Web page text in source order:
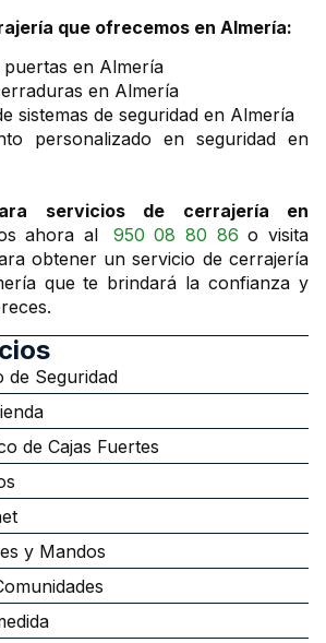
que ofrecemos en Almería:
en Almería
en Almería
sistemas de seguridad en Almería
personalizado en seguridad en
servicios de cerrajería en
ahora al 950 08 80 86 o visita
obtener un servicio de cerrajería
que te brindará la confianza y
de Seguridad
de Cajas Fuertes
y Mandos